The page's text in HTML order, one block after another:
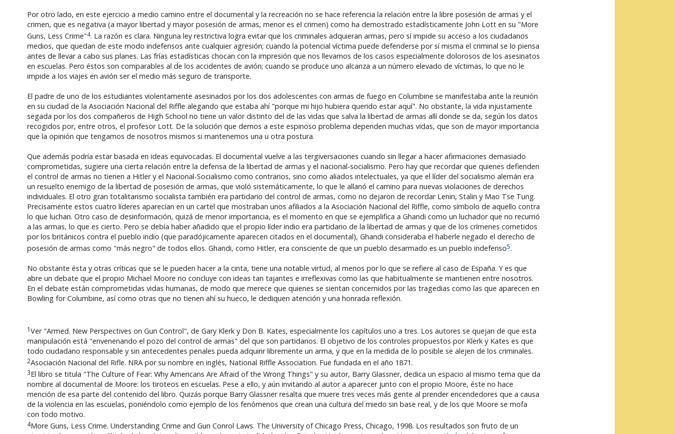
Por otro lado, en este ejercicio a medio camino entre el documental y la recreación no se hace referencia la relación entre la libre posesión de armas y el
crimen, que es negativa (a mayor libertad y mayor posesión de armas, menor es el crimen) como ha demostrado estadísticamente John Lott en su "More
Guns, Less Crime"4. La razón es clara. Ninguna ley restrictiva logra evitar que los criminales adquieran armas, pero sí impide su acceso a los ciudadanos
medios, que quedan de este modo indefensos ante cualquier agresión; cuando la potencial víctima puede defenderse por sí misma el criminal se lo piensa
antes de llevar a cabo sus planes. Las frías estadísticas chocan con la impresión que nos llevamos de los casos especialmente dolorosos de los asesinatos
en escuelas. Pero éstos son comparables al de los accidentes de avión; cuando se produce uno alcanza a un número elevado de víctimas, lo que no le
impide a los viajes en avión ser el medio más seguro de transporte.
El padre de uno de los estudiantes violentamente asesinados por los dos adolescentes con armas de fuego en Columbine se manifestaba ante la reunión
en su ciudad de la Asociación Nacional del Riffle alegando que estaba ahí "porque mi hijo hubiera querido estar aquí". No obstante, la vida injustamente
segada por los dos compañeros de High School no tiene un valor distinto del de las vidas que salva la libertad de armas allí donde se da, según los datos
recogidos por, entre otros, el profesor Lott. De la solución que demos a este espinoso problema dependen muchas vidas, que son de mayor importancia
que la opinión que tengamos de nosotros mismos si mantenemos una u otra postura.
Que además podría estar basada en ideas equivocadas. El documental vuelve a las tergiversaciones cuando sin llegar a hacer afirmaciones demasiado
comprometidas, sugiere una cierta relación entre la defensa de la libertad de armas y el nacional-socialismo. Pero hay que recordar que quienes defienden
el control de armas no tienen a Hitler y el Nacional-Socialismo como contrarios, sino como aliados intelectuales, ya que el líder del socialismo alemán era
un resuelto enemigo de la libertad de posesión de armas, que violó sistemáticamente, lo que le allanó el camino para nuevas violaciones de derechos
individuales. El otro gran totalitarismo socialista también era partidario del control de armas, como no dejaron de recordar Lenin, Stalin y Mao Tse Tung.
Precisamente estos cuatro líderes aparecían en un cartel que mostraban unos afiliados a la Asociación Nacional del Riffle, como símbolo de aquello contra
lo que luchan. Otro caso de desinformación, quizá de menor importancia, es el momento en que se ejemplifica a Ghandi como un luchador que no recurrió
a las armas, lo que es cierto. Pero se debía haber añadido que el propio líder indio era partidario de la libertad de armas y que de los crímenes cometidos
por los británicos contra el pueblo indio (que paradójicamente aparecen citados en el documental), Ghandi consideraba el haberle negado el derecho de
posesión de armas como "más negro" de todos ellos. Ghandi, como Hitler, era consciente de que un pueblo desarmado es un pueblo indefenso5.
No obstante ésta y otras críticas que se le pueden hacer a la cinta, tiene una notable virtud, al menos por lo que se refiere al caso de España. Y es que
abre un debate que el propio Michael Moore no concluye con ideas tan tajantes e irreflexivas como las que habitualmente se mantienen entre nosotros.
En el debate están comprometidas vidas humanas, de modo que merece que quienes se sientan concernidos por las tragedias como las que aparecen en
Bowling for Columbine, así como otras que no tienen ahí su hueco, le dediquen atención y una honrada reflexión.
1Ver "Armed. New Perspectives on Gun Control", de Gary Klerk y Don B. Kates, especialmente los capítulos uno a tres. Los autores se quejan de que esta
manipulación está "envenenando el pozo del control de armas" del que son partidarios. El objetivo de los controles propuestos por Klerk y Kates es que
todo ciudadano responsable y sin antecedentes penales pueda adquirir libremente un arma, y que en la medida de lo posible se alejen de los criminales.
2Asociación Nacional del Rifle. NRA por su nombre en inglés, National Riffle Association. Fue fundada en el año 1871.
3El libro se titula "The Culture of Fear: Why Americans Are Afraid of the Wrong Things" y su autor, Barry Glassner, dedica un espacio al mismo tema que da
nombre al documental de Moore: los tiroteos en escuelas. Pese a ello, y aún invitando al autor a aparecer junto con el propio Moore, éste no hace
mención de esa parte del contenido del libro. Quizás porque Barry Glassner resalta que muere tres veces más gente al prender encendedores que a causa
de la violencia en las escuelas, poniéndolo como ejemplo de los fenómenos que crean una cultura del miedo sin base real, y de los que Moore se mofa
con todo motivo.
4More Guns, Less Crime. Understanding Crime and Gun Conrol Laws. The University of Chicago Press, Chicago, 1998. Los resultados son fruto de un